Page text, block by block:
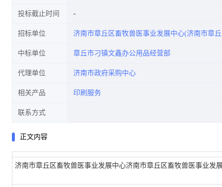
投标截止时间
招标单位 济南市章丘区畜牧兽医事业发展中心(济南市章
中标单位 章丘市刁镇文鑫办公用品经营部
代理单位 济南市政府采购中心
相关产品 印刷服务
联系方式
正文内容
济南市章丘区畜牧兽医事业发展中心济南市章丘区畜牧兽医事业发